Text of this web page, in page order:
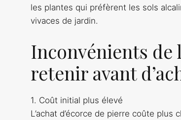
les plantes qui préfèrent les sols
vivaces de jardin.
Inconvénients de
retenir avant
1. Coût initial plus élevé
L’achat d’écorce de pierre coûte